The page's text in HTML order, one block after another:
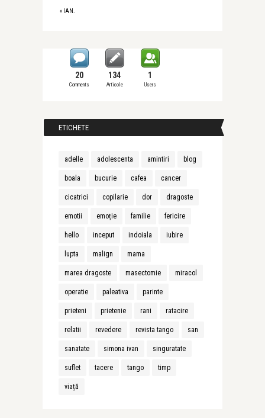
« IAN.
20
Comments
134
Articole
1
Users
ETICHETE
adelle adolescenta amintiri blog
boala bucurie cafea cancer
cicatrici copilarie dor dragoste
emotii emoție familie fericire
hello inceput indoiala iubire
lupta malign mama
marea dragoste masectomie miracol
operatie paleativa parinte
prieteni prietenie rani ratacire
relatii revedere revista tango san
sanatate simona ivan singuratate
suflet tacere tango timp
viață